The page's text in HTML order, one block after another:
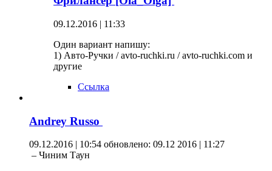
09.12.2016 | 11:33
Один вариант напишу:
1) Авто-Ручки / avto-ruchki.ru / avto-ruchki.com и
другие
Ссылка
Andrey Russo
09.12.2016 | 10:54 обновлено: 09.12 2016 | 11:27
– Чиним Таун